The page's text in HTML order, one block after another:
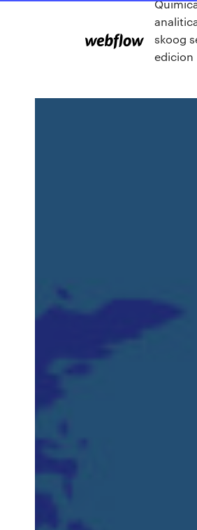
skoog
edicion